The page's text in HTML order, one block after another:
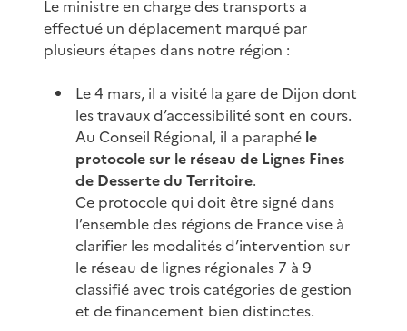
Le ministre en charge des transports a
effectué un déplacement marqué par
plusieurs étapes dans notre région :
Le 4 mars, il a visité la gare de Dijon dont
les travaux d’accessibilité sont en cours.
Au Conseil Régional, il a paraphé le
protocole sur le réseau de Lignes Fines
de Desserte du Territoire.
Ce protocole qui doit être signé dans
l’ensemble des régions de France vise à
clarifier les modalités d’intervention sur
le réseau de lignes régionales 7 à 9
classifié avec trois catégories de gestion
et de financement bien distinctes.